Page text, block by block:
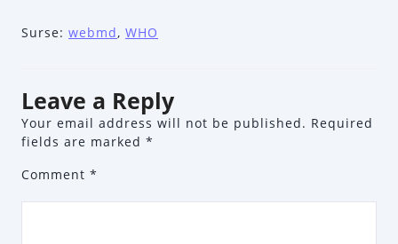
Surse: webmd, WHO
Leave a Reply
Your email address will not be published. Required
fields are marked *
Comment *